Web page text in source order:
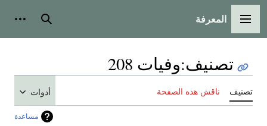
القائمة الرئيسية
المعرفة بحث
تصنيف:وفيات 208
تصنيف ناقش هذه الصفحة أدوات
مساعدة